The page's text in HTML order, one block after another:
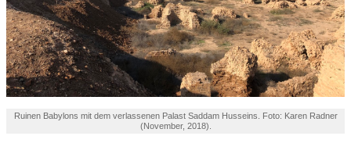
Ruinen Babylons mit dem verlassenen Palast Saddam Husseins. Foto: Karen Radner
(November, 2018).